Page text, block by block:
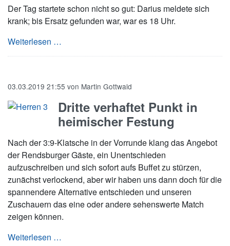
Der Tag startete schon nicht so gut: Darius meldete sich
krank; bis Ersatz gefunden war, war es 18 Uhr.
Weiterlesen …
03.03.2019 21:55 von Martin Gottwald
Dritte verhaftet Punkt in
heimischer Festung
Nach der 3:9-Klatsche in der Vorrunde klang das Angebot
der Rendsburger Gäste, ein Unentschieden
aufzuschreiben und sich sofort aufs Buffet zu stürzen,
zunächst verlockend, aber wir haben uns dann doch für die
spannendere Alternative entschieden und unseren
Zuschauern das eine oder andere sehenswerte Match
zeigen können.
Weiterlesen …